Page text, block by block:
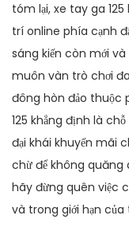
tóm lại, xe tay ga
trí online phía cạnh
sáng kiến còn mới
muôn vàn trò chơi
đông hòn đảo thuộc
125 khẳng định là
đại khái khuyến mãi
chừ để không quăng
hãy đừng quên việc
và trong giới hạn của